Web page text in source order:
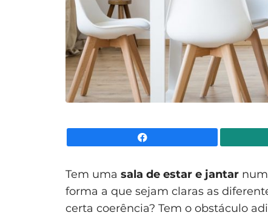
Tem uma sala de estar e jantar
forma a que sejam claras as
certa coerência? Tem o obstáculo